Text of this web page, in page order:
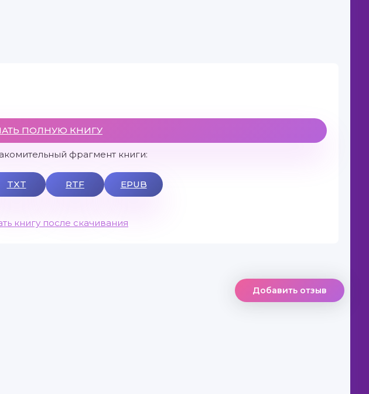
ПОЛНУЮ КНИГУ
фрагмент книги:
TXT RTF EPUB
книгу после скачивания
Добавить отзыв